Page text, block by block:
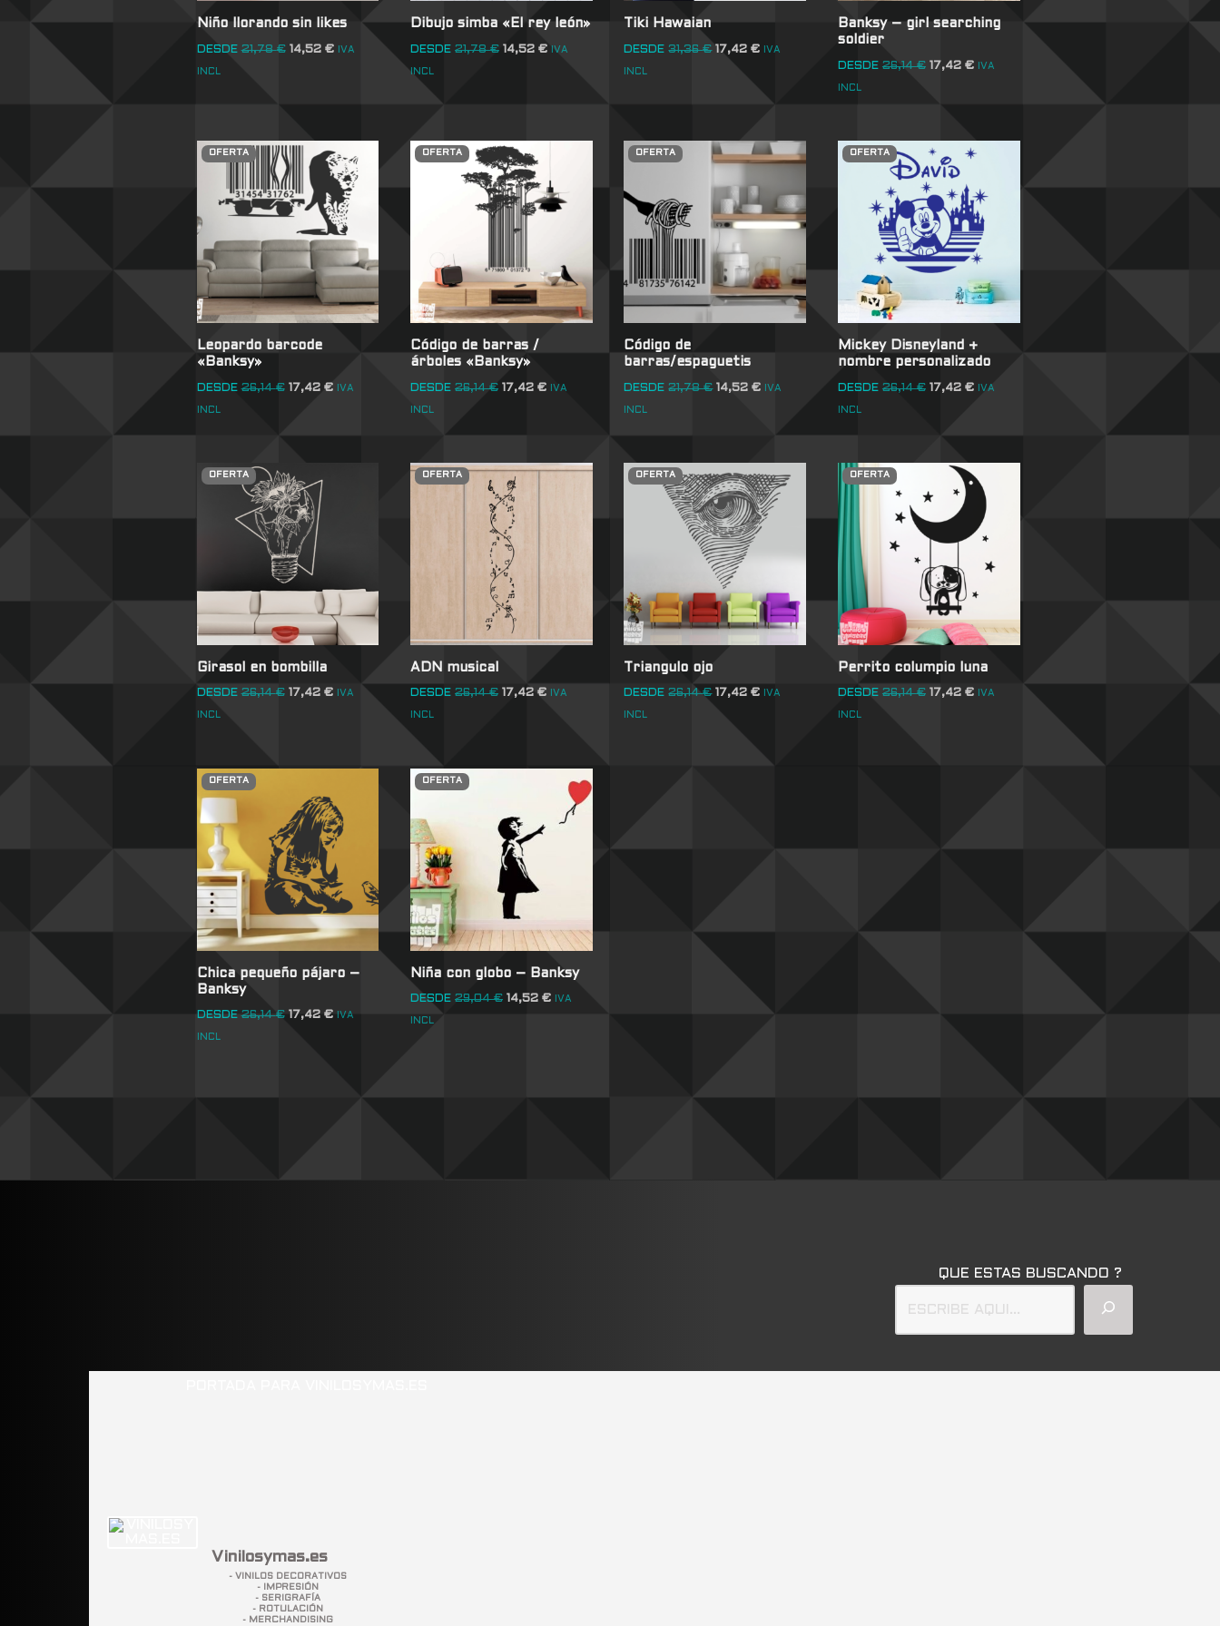
Niño llorando sin likes
DESDE 21,78€ 14,52 € IVA
INCL
Dibujo simba «El rey león»
DESDE 21,78€ 14,52€ IVA
INCL
Tiki Hawaian
DESDE 31,36€ 17,42€ IVA
INCL
Banksy – girl searching
soldier
DESDE 26,14€ 17,42 € IVA
INCL
OFERTA
Leopardo barcode
«Banksy»
DESDE 26,14€ 17,42 € IVA
INCL
OFERTA
Código de barras /
árboles «Banksy»
DESDE 26,14€ 17,42€ IVA
INCL
OFERTA
Código de
barras/espaguetis
DESDE 21,78€ 14,52€ IVA
INCL
OFERTA
Mickey Disneyland +
nombre personalizado
DESDE 26,14€ 17,42 € IVA
INCL
OFERTA
Girasol en bombilla
DESDE 26,14€ 17,42 € IVA
INCL
OFERTA
ADN musical
DESDE 26,14€ 17,42€ IVA
INCL
OFERTA
Triangulo ojo
DESDE 26,14€ 17,42€ IVA
INCL
OFERTA
Perrito columpio luna
DESDE 26,14€ 17,42 € IVA
INCL
OFERTA
Chica pequeño pájaro –
Banksy
DESDE 26,14€ 17,42 € IVA
INCL
OFERTA
Niña con globo – Banksy
DESDE 29,04€ 14,52€ IVA
INCL
QUE ESTAS BUSCANDO ?
Vinilosymas.es
- VINILOS DECORATIVOS
- IMPRESIÓN
- SERIGRAFÍA
- ROTULACIÓN
- MERCHANDISING